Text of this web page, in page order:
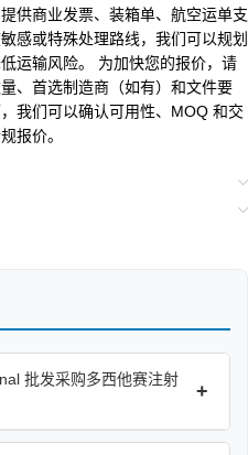
供商业发票、装箱单、航空运单支
感或特殊处理路线，我们可以规划
运输风险。 为加快您的报价，请
、首选制造商（如有）和文件要
我们可以确认可用性、MOQ 和交
报价。
批发采购多西他赛注射
+